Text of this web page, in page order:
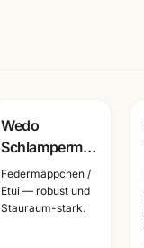
Wedo
Schlampermäppchen
Cord · robust
& geräumig ·
Federmäppchen
Federmäppchen /
Etui — robust und
Stauraum-stark.